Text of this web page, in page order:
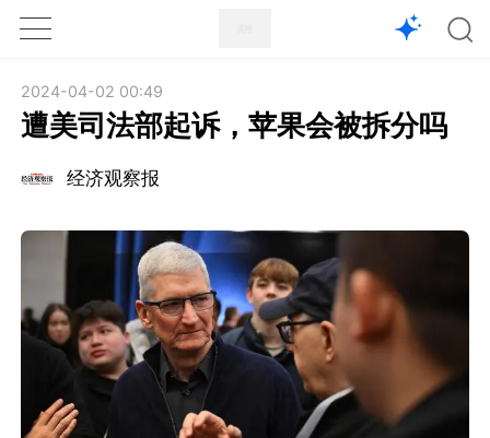
1X
2024-04-02 00:49
遭美司法部起诉，苹果会被拆分吗
经济观察报